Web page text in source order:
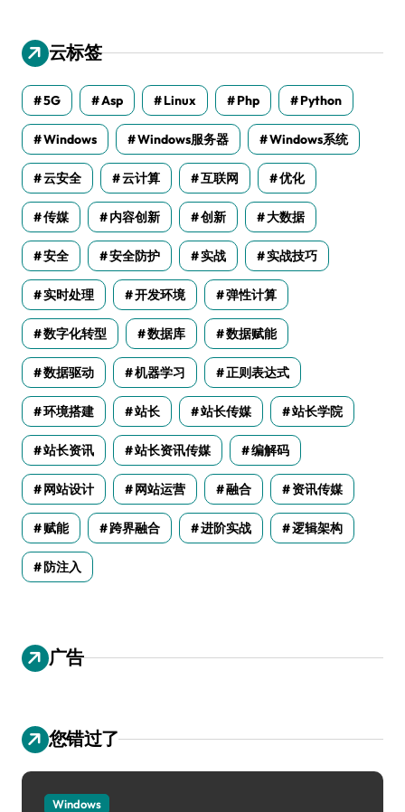
云标签
5G Asp Linux Php Python
Windows Windows服务器 Windows系统
云安全 云计算 互联网 优化
传媒 内容创新 创新 大数据
安全 安全防护 实战 实战技巧
实时处理 开发环境 弹性计算
数字化转型 数据库 数据赋能
数据驱动 机器学习 正则表达式
环境搭建 站长 站长传媒 站长学院
站长资讯 站长资讯传媒 编解码
网站设计 网站运营 融合 资讯传媒
赋能 跨界融合 进阶实战 逻辑架构
防注入
广告
您错过了
Windows